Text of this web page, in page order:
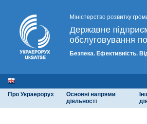
Міністерство розвитку
Державне
обслуговування
Безпека. Ефективність.
Про Украерорух
Основні напрями
діяльності